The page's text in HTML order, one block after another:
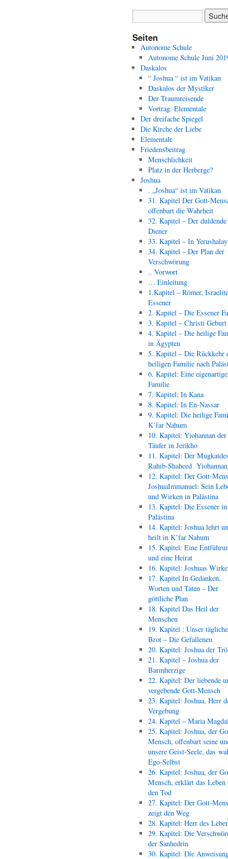
Seiten
Autonome Schule
Autonome Schule Juni
Daskalos
“ Joshua “ ist im Vatikan
Daskalos der Mystiker
Der Traumreisende
Vortrag: Elementale
Der dreifache Spiegel
Die Kirche der Liebe
Elementale
Friedensbeitrag
Menschlichkeit
Platz in der Herberge?
Joshua
. „Joshua“ ist im Vatikan
31. Kapitel Der Gott-
offenbart die Wahrheit
32. Kapitel – Der duldende
Diener
33. Kapitel – In
34. Kapitel – Der Plan der
Verschwörung
.. Vorwort
… Einleitung
1.Kapitel – Römer,
Essener
2. Kapitel – Die Essener
3. Kapitel – Christi Geburt
4. Kapitel – Die heilige
in Ägypten
5. Kapitel – Die Rückkehr
heiligen Familie nach
6. Kapitel: Eine eigenartige
Familie
7. Kapitel: In Kana
8. Kapitel: In En-Nassar
9. Kapitel: Die heilige
K’far Nahum
10. Kapitel: Yiohannan der
Täufer in Jerikho
11. Kapitel: Der
Rahib-Shaheed
12. Kapitel: Der Gott-
JoshuaImmanuel: Sein
und Wirken in Palästina
13. Kapitel: Die Essener in
Palästina
14. Kapitel: Joshua lehrt
heilt in K’far Nahum
15. Kapitel: Eine
und eine Heirat
16. Kapitel: Joshuas
17. Kapitel In Gedanken,
Worten und Taten – Der
göttliche Plan
18. Kapitel Das Heil der
Menschen
19. Kapitel : Unser
Brot – Die Gefallenen
20. Kapitel: Joshua der
21. Kapitel – Joshua der
Barmherzige
22. Kapitel: Der liebende
vergebende Gott-Mensch
23. Kapitel: Joshua, Herr
Vergebung
24. Kapitel – Maria
25. Kapitel: Joshua, der
Mensch, offenbart seine
unsere Geist-Seele, das
Ego-Selbst
26. Kapitel: Joshua, der
Mensch, erklärt das Leben
den Tod
27. Kapitel: Der Gott-
zeigt den Weg
28. Kapitel: Herr des
29. Kapitel: Die
der Sanhedrin
30. Kapitel: Die